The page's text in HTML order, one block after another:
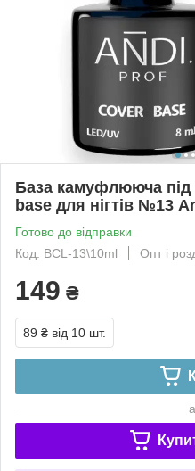
База камуфлююча під
base для нігтів №13
Готово до відправки
Код: BCL-13\10ml
Опт і
149 ₴
89 ₴ від 10 шт.